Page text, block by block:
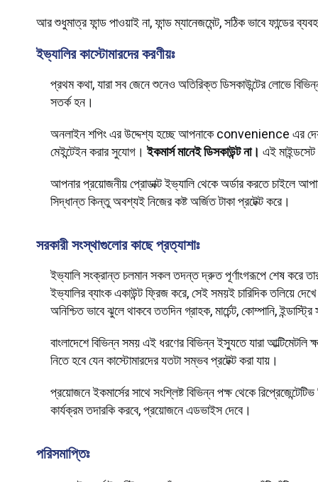
আর শুধুমাত্র ফান্ড পাওয়াই না, ফান্ড ম্যানেজমেন্ট, সঠিক ভাবে ফান্ডের
ইভ্যালির কাস্টোমারদের করণীয়ঃ
প্রথম কথা, যারা সব জেনে শুনেও অতিরিক্ত ডিসকাউন্টের লোভে
সতর্ক হন।
অনলাইন শপিং এর উদ্দেশ্য হচ্ছে আপনাকে convenience এর
মেইন্টেইন করার সুযোগ।ইকমার্স মানেই ডিসকাউন্ট না। এই
আপনার প্রয়োজনীয় প্রোডাক্ট ইভ্যালি থেকে অর্ডার করতে চাইলে
সিদ্ধান্ত কিন্তু অবশ্যই নিজের কষ্ট অর্জিত টাকা প্রটেক্ট করে।
সরকারী সংস্থাগুলোর কাছে প্রত্যাশাঃ
ইভ্যালি সংক্রান্ত চলমান সকল তদন্ত দ্রুত পূর্ণাংগরূপে শেষ
ইভ্যালির ব্যাংক একাউন্ট ফ্রিজ করে, সেই সময়ই চারিদিক তলিয়ে
অনিশ্চিত ভাবে ঝুলে থাকবে ততদিন গ্রাহক, মার্চেন্ট, কোম্পানি,
বাংলাদেশে বিভিন্ন সময় এই ধরণের বিভিন্ন ইস্যুতে যারা
নিতে হবে যেন কাস্টোমারদের যতটা সম্ভব প্রটেক্ট করা যায়।
প্রয়োজনে ইকমার্সের সাথে সংশ্লিষ্ট বিভিন্ন পক্ষ থেকে রিপ্রেজেন্টেটিভ
কার্যক্রম তদারকি করবে, প্রয়োজনে এডভাইস দেবে।
পরিসমাপ্তিঃ